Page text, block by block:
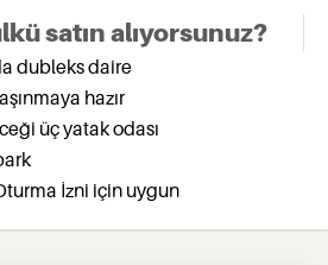
satın alıyorsunuz?
dubleks daire
hazır
üç yatak odası
İzni için uygun